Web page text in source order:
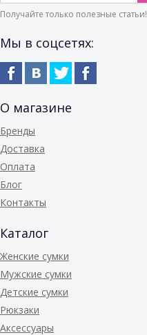
Получайте только полезные статьи!
Мы в соцсетях:
О магазине
Бренды
Доставка
Оплата
Блог
Контакты
Каталог
Женские сумки
Мужские сумки
Детские сумки
Рюкзаки
Аксессуары